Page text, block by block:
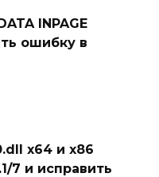
INPAGE
ошибку в
x64 и x86
7 и исправить